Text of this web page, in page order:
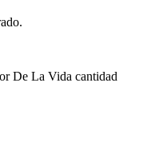
De La Vida cantidad